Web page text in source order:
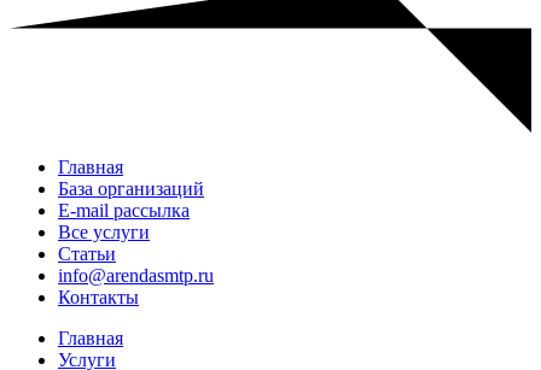
Главная
База организаций
E-mail рассылка
Все услуги
Статьи
info@arendasmtp.ru
Контакты
Главная
Услуги